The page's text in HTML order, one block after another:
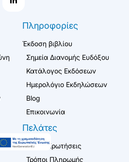
Πληροφορίες
Έκδοση βιβλίου
Σημεία Διανομής Ευδόξου
Κατάλογος Εκδόσεων
Ημερολόγιο Εκδηλώσεων
Blog
Επικοινωνία
Πελάτες
Συχνές Ερωτήσεις
Τρόποι Πληρωμής